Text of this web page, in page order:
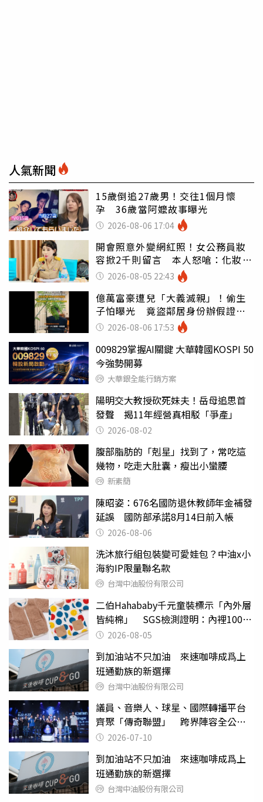
人氣新聞
15歲倒追27歲男！交往1個月懷
孕 36歲當阿嬤故事曝光
2026-08-06 17:04
開會照意外變網紅照！女公務員妝
容掀2千則留言 本人怒嗆：化妝有
錯嗎2026-08-05 22:43
億萬富豪遭兒「大義滅親」！偷生
子怕曝光 竟盜鄰居身份辦假證落
戶 2026-08-06 17:53
009829掌握AI關鍵 大華韓國KOSPI 50
今強勢開募
大華銀全能行銷方案
陽明交大教授砍死妹夫！岳母追思首
發聲 揭11年經營真相駁「爭產」
2026-08-02
腹部脂肪的「剋星」找到了，常吃這
幾物，吃走大肚囊，瘦出小蠻腰
新素簡
陳昭姿：676名國防退休教師年金補發
延誤 國防部承諾8月14日前入帳
2026-08-06
洗沐旅行組包裝變可愛娃包？中油x小
海豹IP限量聯名款
台灣中油股份有限公司
二伯Hahababy千元童裝標示「內外層
皆純棉」 SGS檢測證明：內裡100%
聚酯纖維
2026-08-05
到加油站不只加油 來速咖啡成爲上
班通勤族的新選擇
台灣中油股份有限公司
議員、音樂人、球星、國際轉播平台
齊聚「傳奇聯盟」 跨界陣容全公
開 劍指亞洲新傳奇聯賽
2026-07-10
到加油站不只加油 來速咖啡成爲上
班通勤族的新選擇
台灣中油股份有限公司